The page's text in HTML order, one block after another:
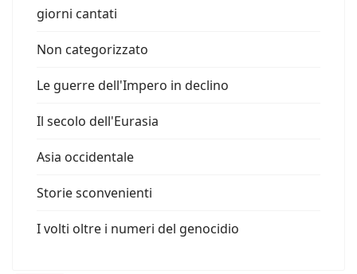
giorni cantati
Non categorizzato
Le guerre dell'Impero in declino
Il secolo dell'Eurasia
Asia occidentale
Storie sconvenienti
I volti oltre i numeri del genocidio